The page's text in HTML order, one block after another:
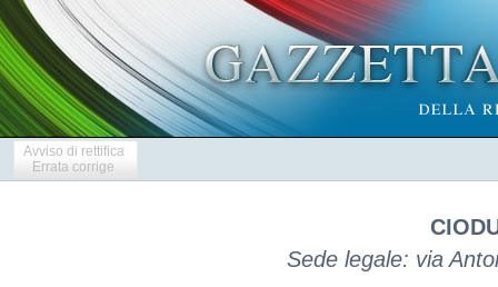
Avviso di rettifica
Errata corrige
Sede legale: via